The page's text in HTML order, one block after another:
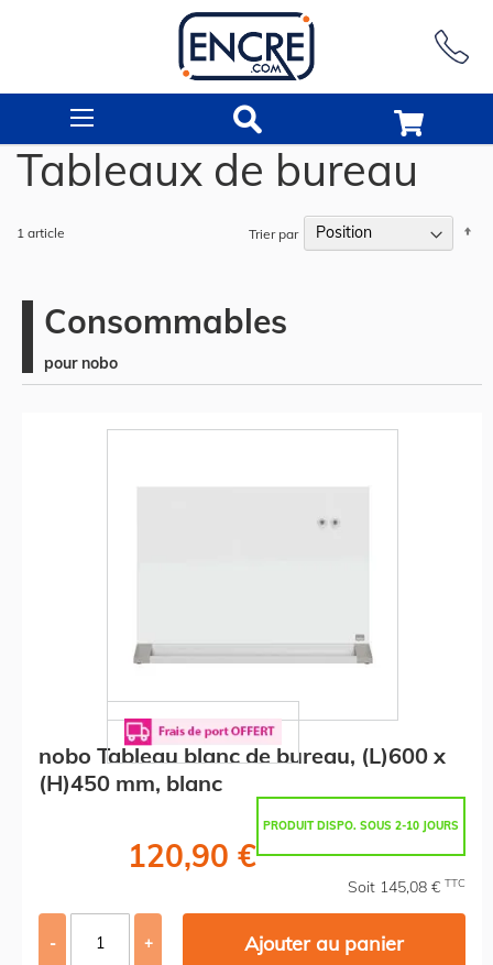
Tableaux de bureau
1 article Trier par
Consommables
pour nobo
nobo Tableau blanc de bureau, (L)600 x
(H)450 mm, blanc
PRODUIT DISPO. SOUS 2-10 JOURS
120,90 €
Soit 145,08 € TTC
- + Ajouter au panier